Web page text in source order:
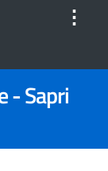
⋮
- Sapri